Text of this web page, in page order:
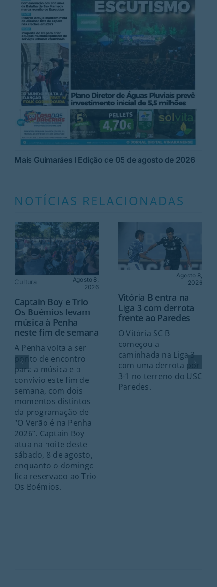
Mais Guimarães I Edição de 05 de agosto de 2026
NOTÍCIAS RELACIONADAS
Cultura
Agosto 8,
2026
Captain Boy e Trio
Os Boémios levam
música à Penha
neste fim de semana
A Penha volta a ser
ponto de encontro
para a música e o
convívio este fim de
semana, com dois
momentos distintos
da programação de
“O Verão é na Penha
2026”. Captain Boy
atua na noite deste
sábado, 8 de agosto,
enquanto o domingo
fica reservado ao Trio
Os Boémios.
Agosto 8,
2026
Vitória B entra na
Liga 3 com derrota
frente ao Paredes
O Vitória SC B
começou a
caminhada na Liga 3
com uma derrota por
3-1 no terreno do USC
Paredes.